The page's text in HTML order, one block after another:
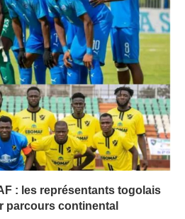
: les représentants togolais
parcours continental